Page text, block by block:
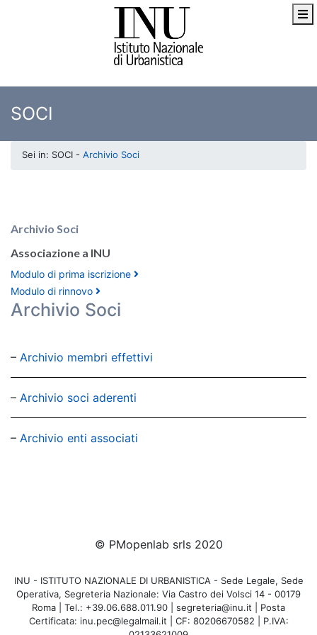
SOCI
Sei in: SOCI - Archivio Soci
Archivio Soci
Associazione a INU
Modulo di prima iscrizione
Modulo di rinnovo
Archivio Soci
– Archivio membri effettivi
– Archivio soci aderenti
– Archivio enti associati
© PMopenlab srls 2020
INU - ISTITUTO NAZIONALE DI URBANISTICA - Sede Legale, Sede
Operativa, Segreteria Nazionale: Via Castro dei Volsci 14 - 00179
Roma | Tel.: +39.06.688.011.90 | segreteria@inu.it | Posta
Certificata: inu.pec@legalmail.it | CF: 80206670582 | P.IVA: